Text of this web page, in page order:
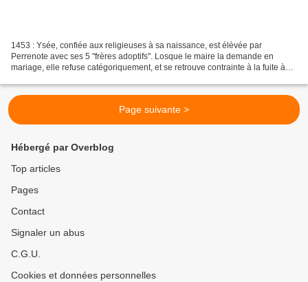
1453 : Ysée, confiée aux religieuses à sa naissance, est élèvée par
Perrenote avec ses 5 "frères adoptifs". Losque le maire la demande en
mariage, elle refuse catégoriquement, et se retrouve contrainte à la fuite à
Page suivante >
Hébergé par Overblog
Top articles
Pages
Contact
Signaler un abus
C.G.U.
Cookies et données personnelles